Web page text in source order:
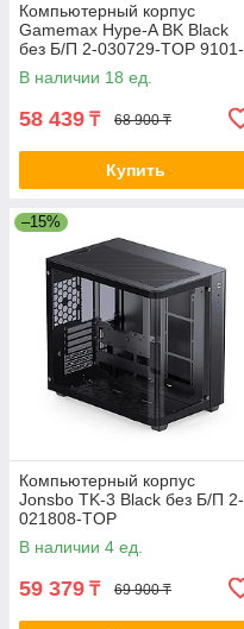
Компьютерный корпус
Gamemax Hype-A BK Black
без Б/П 2-030729-TOP 9101-
0000R0165
В наличии 18 ед.
58 439 ₸ 68 900 ₸
Купить
–15%
Компьютерный корпус
Jonsbo TK-3 Black без Б/П 2-
021808-TOP
В наличии 4 ед.
59 379 ₸ 69 900 ₸